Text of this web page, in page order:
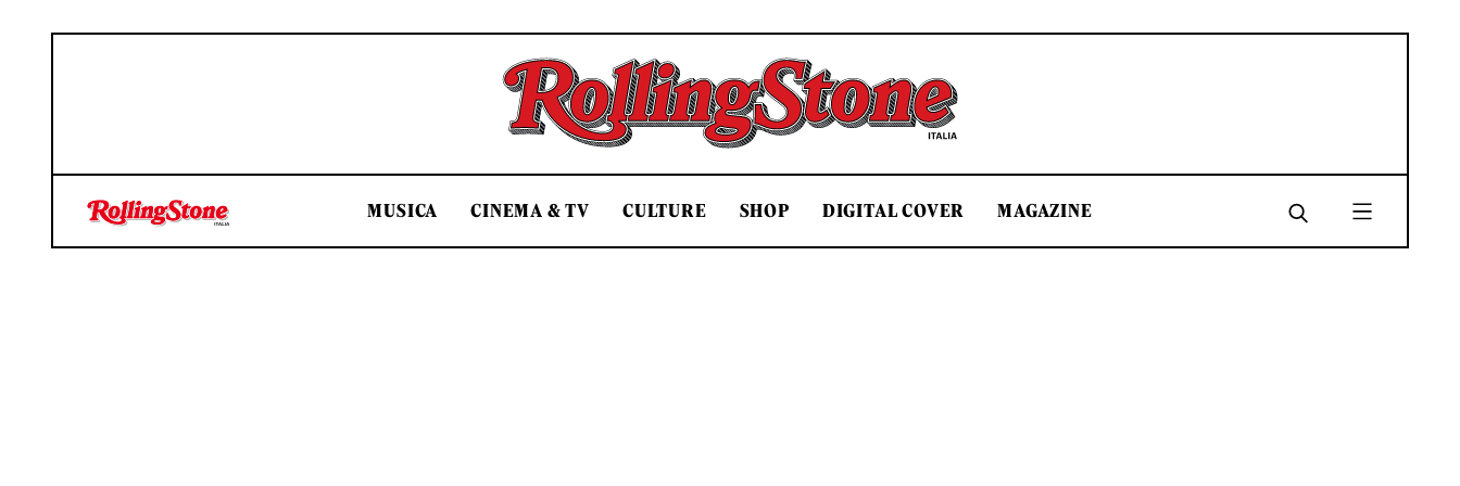
Rolling Stone Italia
MUSICA CINEMA & TV CULTURE SHOP DIGITAL COVER MAGAZINE